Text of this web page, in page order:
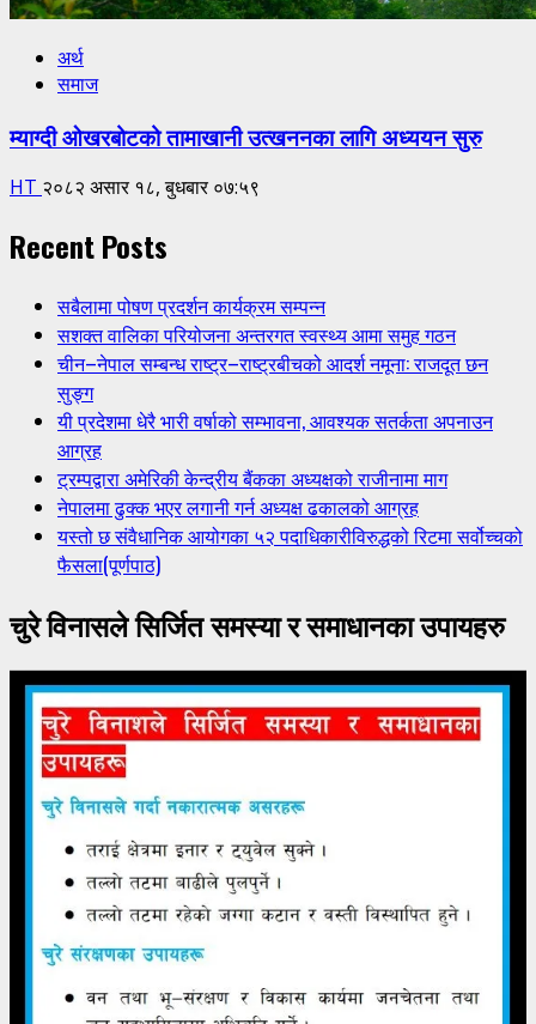
अर्थ
समाज
म्याग्दी ओखरबोटको तामाखानी उत्खननका लागि अध्ययन सुरु
HT २०८२ असार १८, बुधबार ०७:५९
Recent Posts
सबैलामा पोषण प्रदर्शन कार्यक्रम सम्पन्न
सशक्त वालिका परियोजना अन्तरगत स्वस्थ्य आमा समुह गठन
चीन–नेपाल सम्बन्ध राष्ट्र–राष्ट्रबीचको आदर्श नमूना: राजदूत छन
सुङ्ग
यी प्रदेशमा धेरै भारी वर्षाको सम्भावना, आवश्यक सतर्कता अपनाउन
आग्रह
ट्रम्पद्वारा अमेरिकी केन्द्रीय बैंकका अध्यक्षको राजीनामा माग
नेपालमा ढुक्क भएर लगानी गर्न अध्यक्ष ढकालको आग्रह
यस्तो छ संवैधानिक आयोगका ५२ पदाधिकारीविरुद्धको रिटमा सर्वोच्चको
फैसला(पूर्णपाठ)
चुरे विनासले सिर्जित समस्या र समाधानका उपायहरु